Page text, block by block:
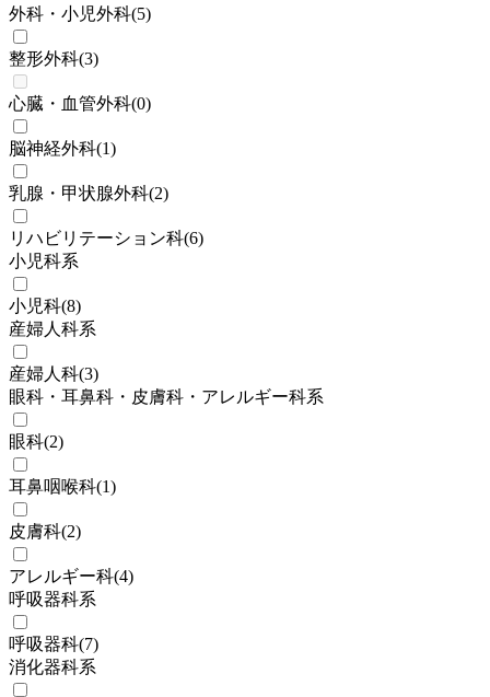
外科・小児外科(5)
整形外科(3)
心臓・血管外科(0)
脳神経外科(1)
乳腺・甲状腺外科(2)
リハビリテーション科(6)
小児科系
小児科(8)
産婦人科系
産婦人科(3)
眼科・耳鼻科・皮膚科・アレルギー科系
眼科(2)
耳鼻咽喉科(1)
皮膚科(2)
アレルギー科(4)
呼吸器科系
呼吸器科(7)
消化器科系